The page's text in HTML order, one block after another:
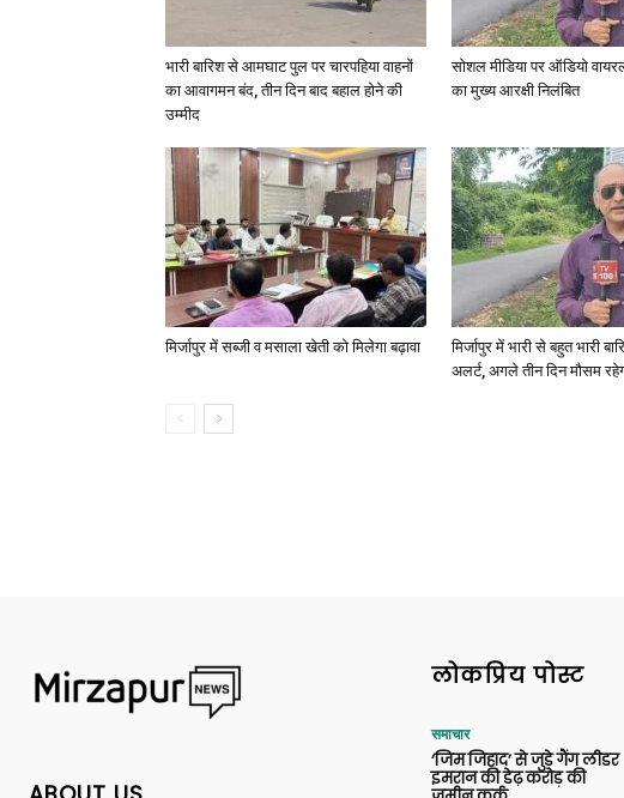
भारी बारिश से आमघाट पुल पर चारपहिया वाहनों
का आवागमन बंद, तीन दिन बाद बहाल होने की
उम्मीद
सोशल मीडिया पर ऑडियो
का मुख्य आरक्षी निलंबित
मिर्जापुर में सब्जी व मसाला खेती को मिलेगा बढ़ावा
मिर्जापुर में भारी से बहुत भारी
अलर्ट, अगले तीन दिन मौसम
लोकप्रिय पोस्ट
समाचार
‘जिम जिहाद’ से जुड़े गैंग लीडर
इमरान की डेढ़ करोड़ की